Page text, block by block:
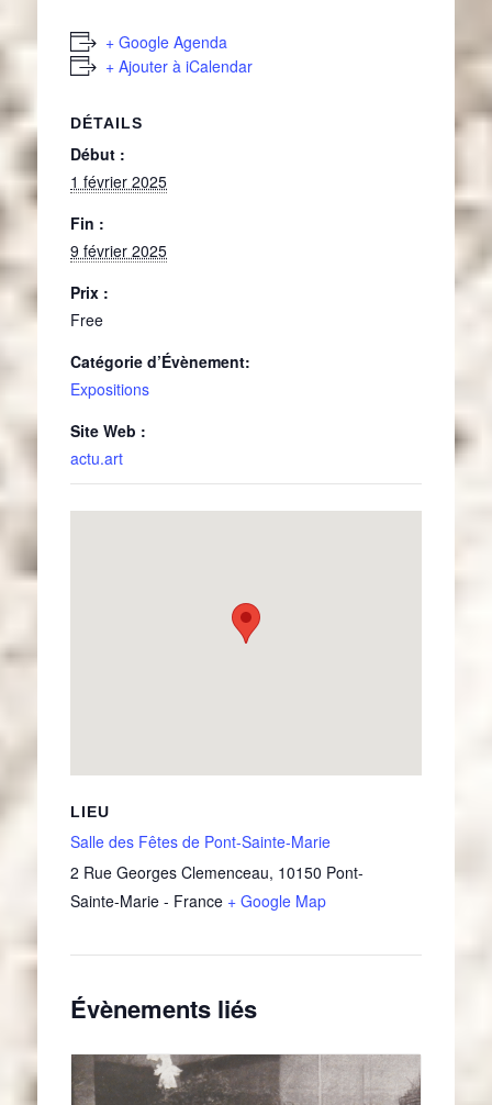
+ Google Agenda
+ Ajouter à iCalendar
DÉTAILS
Début :
1 février 2025
Fin :
9 février 2025
Prix :
Free
Catégorie d’Évènement:
Expositions
Site Web :
actu.art
LIEU
Salle des Fêtes de Pont-Sainte-Marie
2 Rue Georges Clemenceau, 10150 Pont-
Sainte-Marie - France + Google Map
Évènements liés